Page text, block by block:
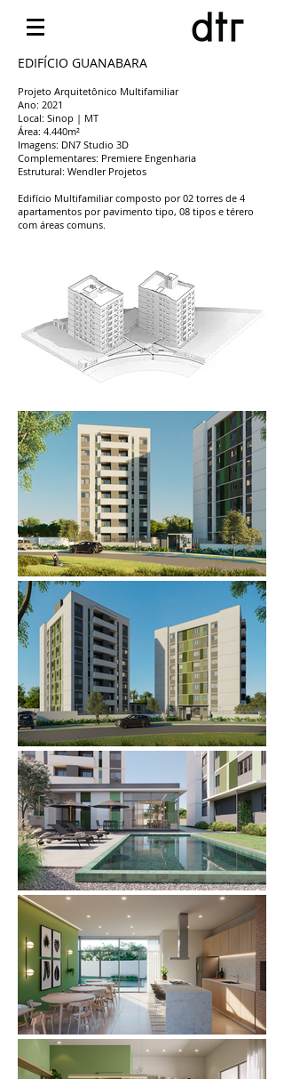
EDIFÍCIO GUANABARA
Projeto Arquitetônico Multifamiliar
Ano: 2021
Local: Sinop | MT
Área: 4.440m²
Imagens: DN7 Studio 3D
Complementares: Premiere Engenharia
Estrutural: Wendler Projetos
Edifício Multifamiliar composto por 02 torres de 4
apartamentos por pavimento tipo, 08 tipos e térero
com áreas comuns.